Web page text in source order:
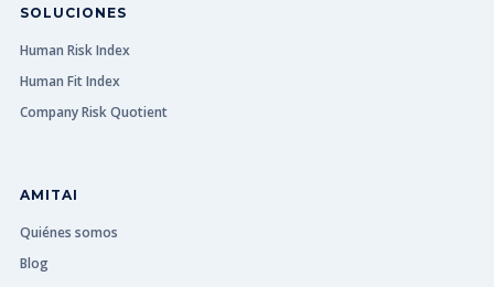
SOLUCIONES
Human Risk Index
Human Fit Index
Company Risk Quotient
AMITAI
Quiénes somos
Blog